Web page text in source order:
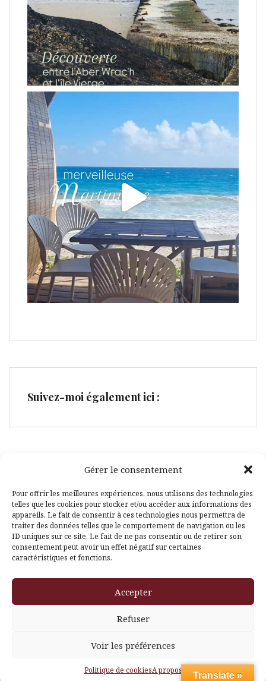
Gérer le consentement
Pour offrir les meilleures expériences, nous utilisons des technologies
telles que les cookies pour stocker et/ou accéder aux informations des
appareils. Le fait de consentir à ces technologies nous permettra de
traiter des données telles que le comportement de navigation ou les
ID uniques sur ce site. Le fait de ne pas consentir ou de retirer son
consentement peut avoir un effet négatif sur certaines
caractéristiques et fonctions.
Accepter
Refuser
Voir les préférences
Politique de cookiesA propos
Suivez-moi également ici :
Facebook
Pinterest
Themeisle
Translate »